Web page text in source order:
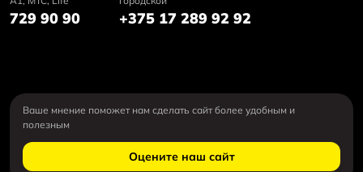
729 90 90 +375 17 289 92 92
Ваше мнение поможет нам сделать сайт более удобным и
полезным
Оцените наш сайт